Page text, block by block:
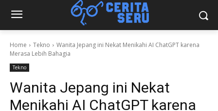
Home Tekno
Wanita Jepang ini Nekat Menikahi AI ChatGPT karena
Merasa Lebih Bahagia
Tekno
Wanita Jepang ini Nekat
Menikahi AI ChatGPT karena